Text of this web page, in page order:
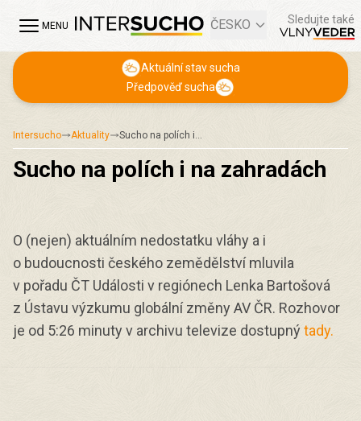
MENU ČESKO Sledujte také
Aktuální stav sucha
Předpověď sucha
Intersucho Aktuality Sucho na polích i…
Sucho na polích i na zahradách
O (nejen) aktuálním nedostatku vláhy a i
o budoucnosti českého zemědělství mluvila
v pořadu ČT Události v regiónech Lenka Bartošová
z Ústavu výzkumu globální změny AV ČR. Rozhovor
je od 5:26 minuty v archivu televize dostupnýtady.